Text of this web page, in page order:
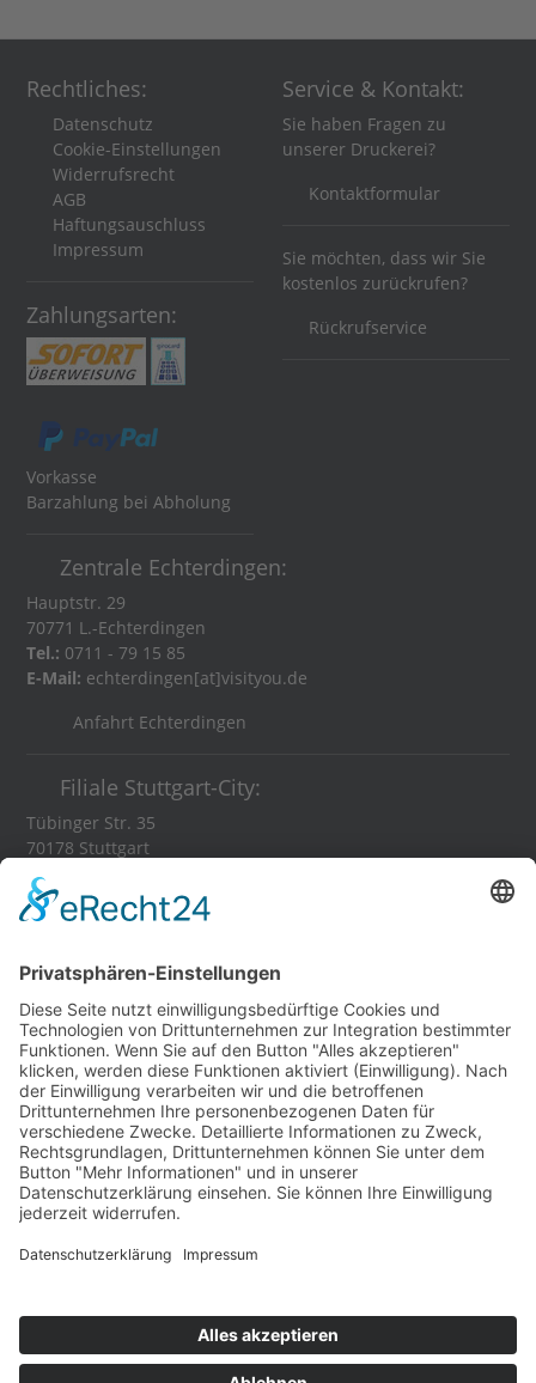
Rechtliches:
Datenschutz
Cookie-Einstellungen
Widerrufsrecht
AGB
Haftungsauschluss
Impressum
Zahlungsarten:
Vorkasse
Barzahlung bei Abholung
Service & Kontakt:
Sie haben Fragen zu
unserer Druckerei?
Kontaktformular
Sie möchten, dass wir Sie
kostenlos zurückrufen?
Rückrufservice
Zentrale Echterdingen:
Hauptstr. 29
70771 L.-Echterdingen
Tel.: 0711 - 79 15 85
E-Mail: echterdingen[at]visityou.de
Anfahrt Echterdingen
Filiale Stuttgart-City:
Tübinger Str. 35
70178 Stuttgart
Tel.:
E-Mail: stuttgart[at]visityou.de
Partnershops:
Banner-Schilder.de
Kuvertieren-Lettershop.de
Fahrzeugbeklebung24.de
Textil Shop
Visityou
72Bewertungen auf ProvenExpert.com